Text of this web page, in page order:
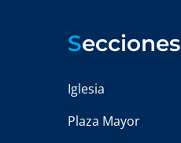
Secciones
Iglesia
Plaza Mayor